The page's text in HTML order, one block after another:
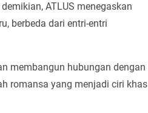
ATLUS menegaskan
berbeda dari entri-entri
membangun hubungan dengan
romansa yang menjadi ciri khas